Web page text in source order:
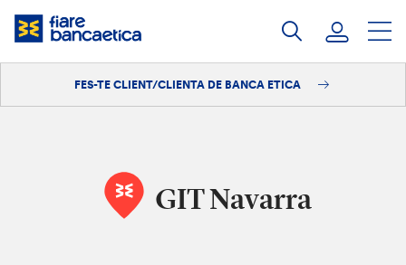
Salta
Iniciar sessióFES-TE CLIENT/CLIENTA DE BANCA ETICA
GIT Navarra